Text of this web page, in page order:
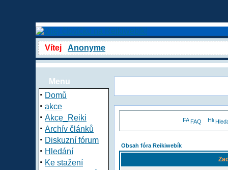
Vítej Anonyme
Menu
· Domů
· akce
· Akce_Reiki
· Archív článků
· Diskuzní fórum
· Hledání
· Ke stažení
FAQ
Obsah fóra Reikiwebík